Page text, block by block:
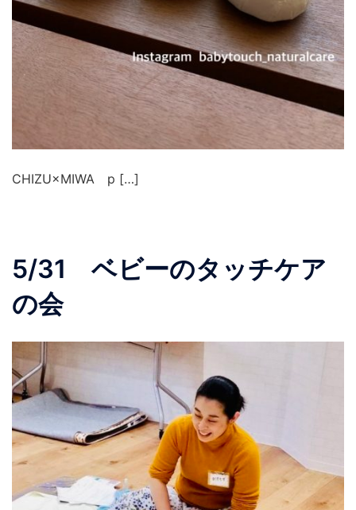
CHIZU×MIWA p […]
5/31 ベビーのタッチケア
の会